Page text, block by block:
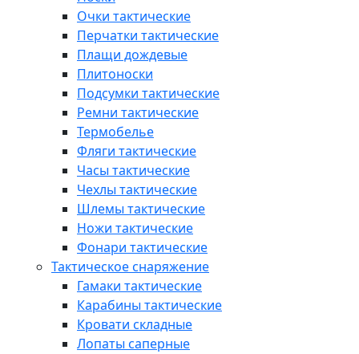
Очки тактические
Перчатки тактические
Плащи дождевые
Плитоноски
Подсумки тактические
Ремни тактические
Термобелье
Фляги тактические
Часы тактические
Чехлы тактические
Шлемы тактические
Ножи тактические
Фонари тактические
Тактическое снаряжение
Гамаки тактические
Карабины тактические
Кровати складные
Лопаты саперные